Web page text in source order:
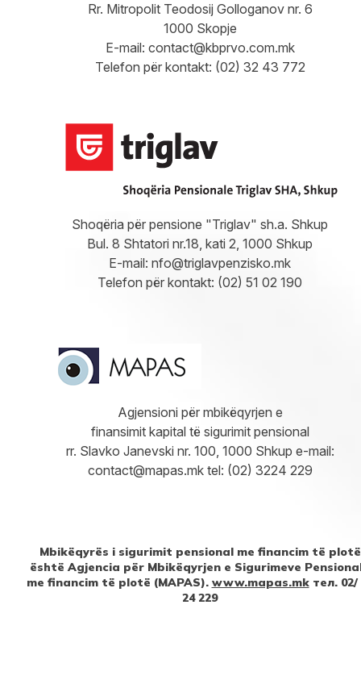
Rr. Mitropolit Teodosij Golloganov nr. 6
1000 Skopje
E-mail: contact@kbprvo.com.mk
Telefon për kontakt: (02) 32 43 772
Shoqëria për pensione "Triglav" sh.a. Shkup
Bul. 8 Shtatori nr.18, kati 2, 1000 Shkup
E-mail: nfo@triglavpenzisko.mk
Telefon për kontakt: (02) 51 02 190
Agjensioni për mbikëqyrjen e
finansimit kapital të sigurimit pensional
rr. Slavko Janevski nr. 100, 1000 Shkup e-mail:
contact@mapas.mk tel: (02) 3224 229
Mbikëqyrës i sigurimit pensional me financim të plotë
është Agjencia për Mbikëqyrjen e Sigurimeve
me financim të plotë (MAPAS). www.mapas.mkтел. 02/
24 229